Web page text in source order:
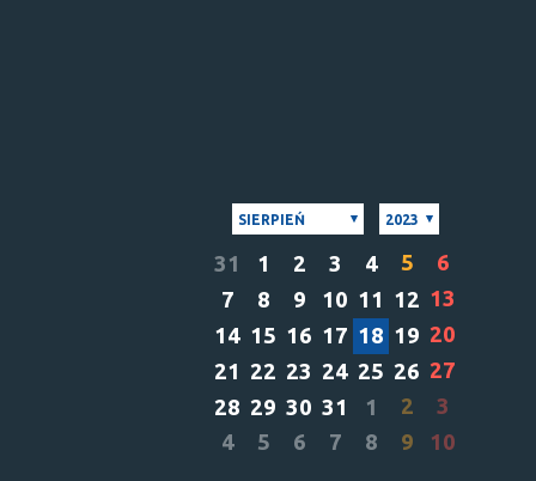
SIERPIEŃ 2023
31 1 2 3 4 5
6
7
8 9 10 11 12 13
14 15 16 17 18 19 20
21 22 23 24 25 26 27
28 29 30 31 1 2
3
4
5 6 7 8 9 10